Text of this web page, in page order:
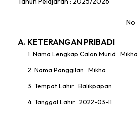
No
A. KETERANGAN PRIBADI
1. Nama Lengkap Calon Murid :
2. Nama Panggilan : Mikha
3. Tempat Lahir : Balikpapan
4. Tanggal Lahir : 2022-03-11